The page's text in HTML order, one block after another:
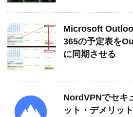
Microsoft
365の予定表を
に同期させる
NordVPNでセキ
ット・デメリッ